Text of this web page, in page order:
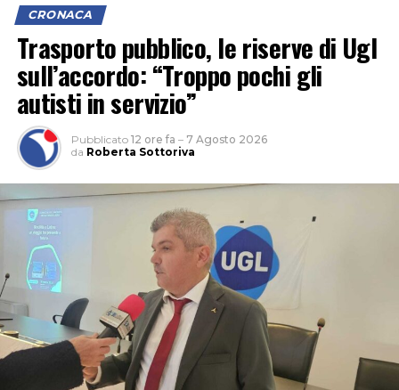
CRONACA
Trasporto pubblico, le riserve di Ugl
sull’accordo: “Troppo pochi gli
autisti in servizio”
Pubblicato 12 ore fa – 7 Agosto 2026
da Roberta Sottoriva